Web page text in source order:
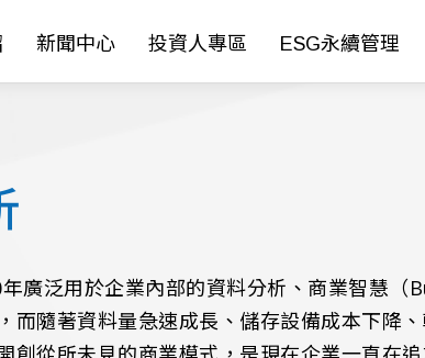
新聞中心 投資人專區 ESG永續管理
廣泛用於企業內部的資料分析、商業智慧
而隨著資料量急速成長、儲存設備成本下降